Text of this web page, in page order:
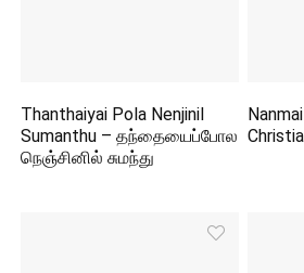
Thanthaiyai Pola Nenjinil
Sumanthu – தந்தையைப்போல
நெஞ்சினில் சுமந்து